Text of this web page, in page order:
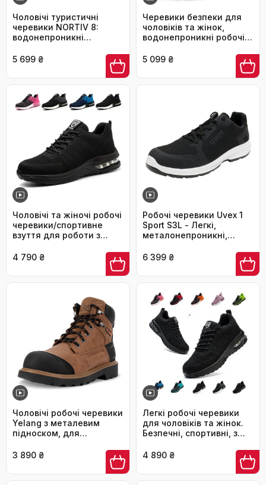
Чоловічі туристичні
черевики NORTIV 8:
водонепроникні
хайкінгу та альпінізму,
чорний, розмір EU 42
5 699 ₴
Черевики безпеки для
чоловіків та жінок,
водонепроникні робочі
спортивні черевики,
черевики з металевим
підноском, чорні, з
поворотним затвором,
5 099 ₴
Чоловічі та жіночі робочі
черевики/спортивне
взуття для роботи з
антиковзаюча підошва,
дихаючі, розмір 35-46,
чорний
4 790 ₴
Робочі черевики Uvex 1
Sport S3L - Легкі,
металонепроникні,
з захистом від проколів,
6 399 ₴
Чоловічі робочі черевики
Yelang з металевим
підноском, для
будівництва, безпечне
колір коричневий
3 890 ₴
Легкі робочі черевики
для чоловіків та жінок.
Безпечні, спортивні, з
Дихаючі робочі
кольору, розмір 42 EU.
4 890 ₴